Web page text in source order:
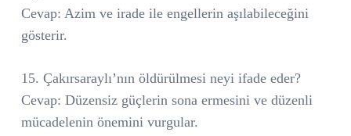
Cevap: Azim ve irade ile engellerin aşılabileceğini
gösterir.
15. Çakırsaraylı’nın öldürülmesi neyi ifade eder?
Cevap: Düzensiz güçlerin sona ermesini ve düzenli
mücadelenin önemini vurgular.